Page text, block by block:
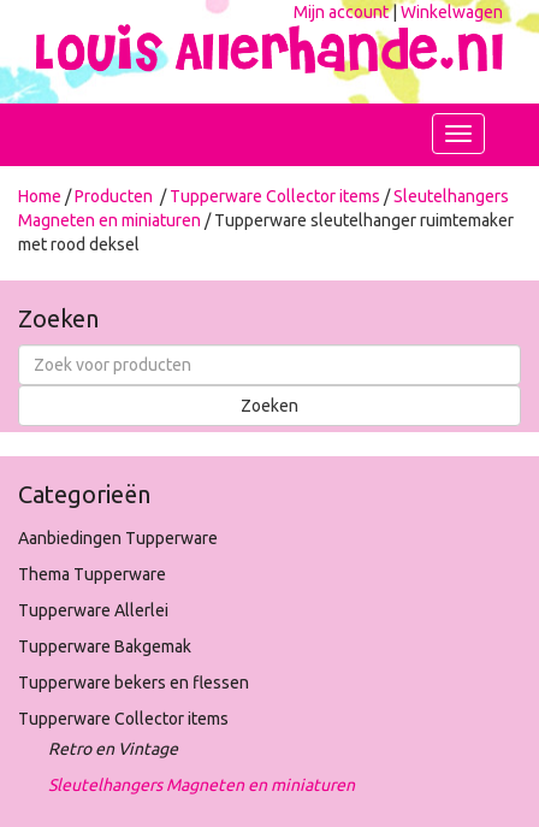
Mijn account|Winkelwagen
Toggle
navigation
Home /Producten /Tupperware Collector items /Sleutelhangers
Magneten en miniaturen / Tupperware sleutelhanger ruimtemaker
met rood deksel
Zoeken
Categorieën
Aanbiedingen Tupperware
Thema Tupperware
Tupperware Allerlei
Tupperware Bakgemak
Tupperware bekers en flessen
Tupperware Collector items
Retro en Vintage
Sleutelhangers Magneten en miniaturen